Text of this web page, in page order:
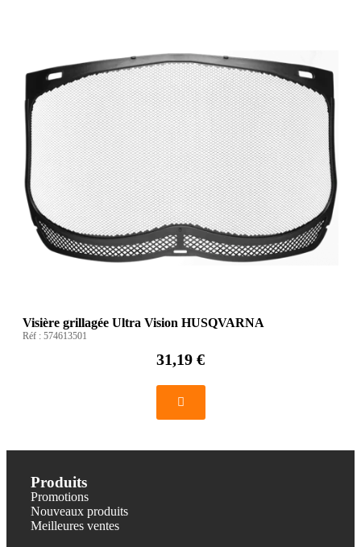
Visière grillagée Ultra Vision HUSQVARNA
Réf : 574613501
31,19 €
Produits
Promotions
Nouveaux produits
Meilleures ventes